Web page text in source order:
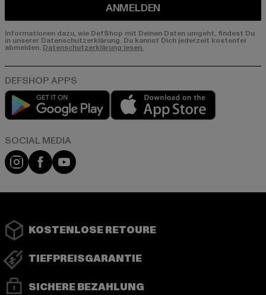
ANMELDEN
Informationen dazu, wie DefShop mit Deinen Daten umgeht, findest Du
in unserer Datenschutzerklärung. Du kannst Dich jederzeit kostenfei
abmelden. Datenschutzerklärung lesen.
Play market
Instagram
FacebookYouTube
KOSTENLOSE RETOURE
TIEFPREISGARANTIE
SICHERE BEZAHLUNG